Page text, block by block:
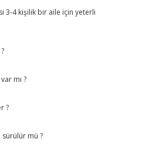
3-4 kişilik bir aile için yeterli
mı ?
?
mü ?